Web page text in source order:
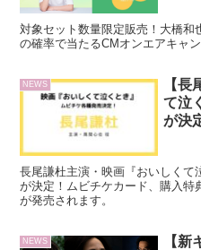
対象セット数量限定販売！大橋和
の確率で当たるCMオンエアキャ
NEWS
【長
て泣
が決
長尾謙杜主演・映画『おいしくて
が決定！ムビチケカード、購入特
が発売されます。
NEWS
【